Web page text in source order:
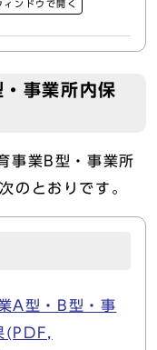
ィンドウで開く
事業所内保
事業B型・事業所
のとおりです。
A型・B型・事
(PDF,